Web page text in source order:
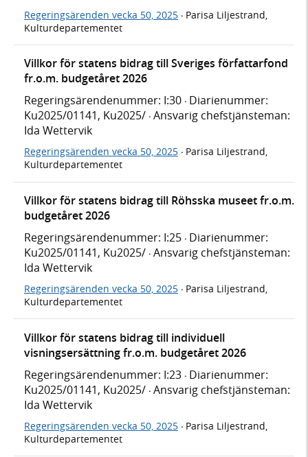
Regeringsärenden vecka 50, 2025 · Parisa Liljestrand,
Kulturdepartementet
Villkor för statens bidrag till Sveriges författarfond
fr.o.m. budgetåret 2026
Regeringsärendenummer: I:30 · Diarienummer:
Ku2025/01141, Ku2025/ · Ansvarig chefstjänsteman:
Ida Wettervik
Regeringsärenden vecka 50, 2025 · Parisa Liljestrand,
Kulturdepartementet
Villkor för statens bidrag till Röhsska museet fr.o.m.
budgetåret 2026
Regeringsärendenummer: I:25 · Diarienummer:
Ku2025/01141, Ku2025/ · Ansvarig chefstjänsteman:
Ida Wettervik
Regeringsärenden vecka 50, 2025 · Parisa Liljestrand,
Kulturdepartementet
Villkor för statens bidrag till individuell
visningsersättning fr.o.m. budgetåret 2026
Regeringsärendenummer: I:23 · Diarienummer:
Ku2025/01141, Ku2025/ · Ansvarig chefstjänsteman:
Ida Wettervik
Regeringsärenden vecka 50, 2025 · Parisa Liljestrand,
Kulturdepartementet